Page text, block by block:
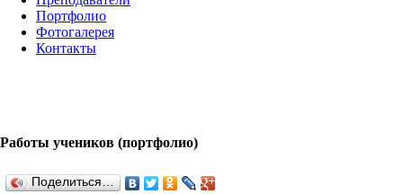
Портфолио
Фотогалерея
Контакты
Работы учеников (портфолио)
Поделиться…